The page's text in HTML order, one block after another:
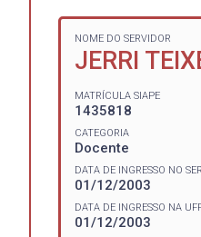
NOME DO SERVIDOR
JERRI
MATRÍCULA SIAPE
1435818
CATEGORIA
Docente
DATA DE INGRESSO NO
01/12/2003
DATA DE INGRESSO NA
01/12/2003